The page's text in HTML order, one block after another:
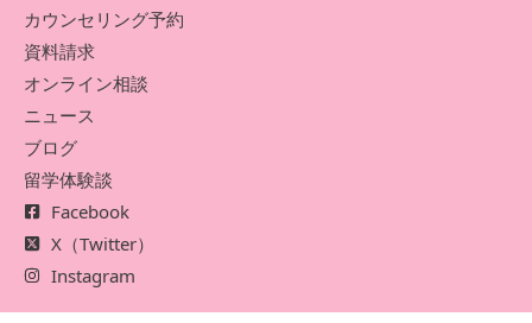
カウンセリング予約
資料請求
オンライン相談
ニュース
ブログ
留学体験談
Facebook
X（Twitter）
Instagram